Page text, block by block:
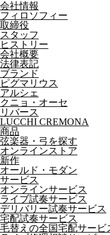
会社情報
フィロソフィー
取締役
スタッフ
ヒストリー
会社概要
法律表記
ブランド
ピグマリウス
アルシェ
クニョ・オーセ
リバース
LUCCHI CREMONA
商品
弦楽器・弓を探す
オンラインストア
新作
オールド・モダン
サービス
オンラインサービス
ライブ試奏サービス
デリバリー試奏サービス
宅配試奏サービス
毛替えの全国宅配サービ